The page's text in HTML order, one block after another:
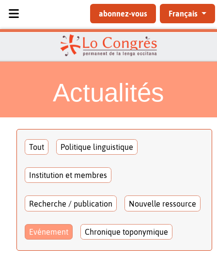
abonnez-vous Français
Actualités
Tout Politique linguistique
Institution et membres
Recherche / publication Nouvelle ressource
Evénement Chronique toponymique